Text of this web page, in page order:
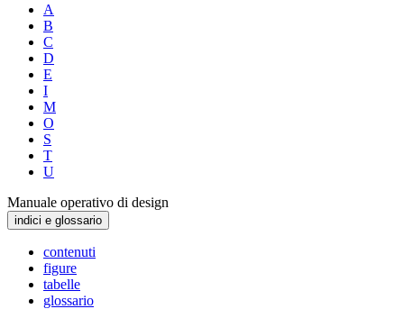
A
B
C
D
E
I
M
O
S
T
U
Manuale operativo di design
indici e glossario
contenuti
figure
tabelle
glossario